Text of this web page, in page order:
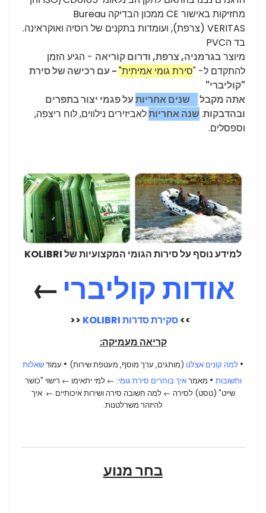
מחזיקות באישור CE ממכון הבדיקה Bureau
VERITAS (צרפת), ועומדות בתקנים של רוסיה ואוקראינה.
בד הPVC
מיוצרבגרמניה,צרפת, ודרום קוריאה - הגיע הזמן
להתקדם ל- "סירת גומי אמיתית"- עם רכישה של סירת
"קוליברי"
אתה מקבל
על פגמי יצור בתפרים
ובהדבקות.שנה אחריותלאביזירים נילווים, לוח ריצפה,
וספסלים.
למידע נוסף על סירות הגומי המקצועיות של KOLIBRI
אודות קוליברי←
>>סקירת סדרות KOLIBRI
<<
קריאה מעמיקה:
• למה קונים אצלנו (מותגים, ערך מוסף, מעטפת שירות) • עמודשאלות
ותשובות • מאמראיך בוחרים סירת גומי: ← למי יתאימו ← רישוי "כושר
שייט" (טסט) לסירה ← למה חשובה סירה ושירות איכותיים ← איך
להיזהר משרלטנות.
בחר מנוע